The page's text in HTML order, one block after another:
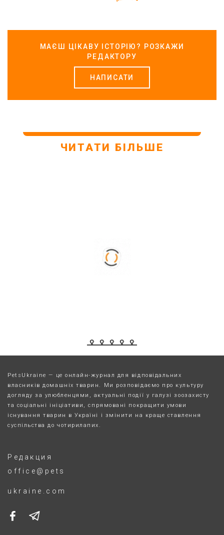
МАЄШ ЦІКАВУ ІСТОРІЮ? РОЗКАЖИ
РЕДАКТОРУ
НАПИСАТИ
ЧИТАТИ БІЛЬШЕ
PetsUkraine — це онлайн-журнал для відповідальних
власників домашніх тварин. Ми розповідаємо про культуру
догляду за улюбленцями, актуальні події у галузі зоозахисту
та соціальні ініціативи, спрямовані покращити умови
існування тварин в Україні і змінити на краще ставлення
суспільства до чотирилапих.
Редакция
office@pets
ukraine.com